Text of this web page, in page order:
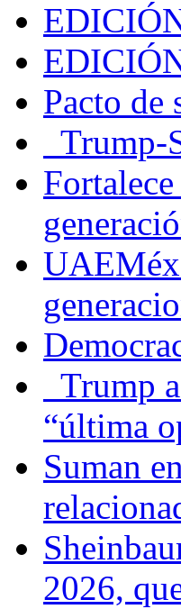
Pacto de
Trump-
UAEMéx
Trump
“última
Suman
2026,